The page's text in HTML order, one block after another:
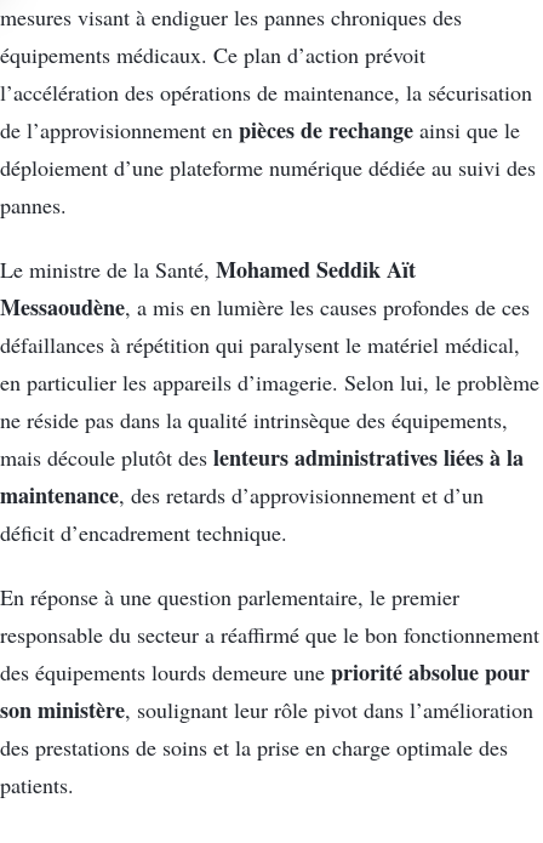
mesures visant à endiguer les pannes chroniques des
équipements médicaux. Ce plan d’action prévoit
l’accélération des opérations de maintenance, la sécurisation
de l’approvisionnement en pièces de rechange ainsi que le
déploiement d’une plateforme numérique dédiée au suivi des
pannes.
Le ministre de la Santé, Mohamed Seddik Aït
Messaoudène, a mis en lumière les causes profondes de ces
défaillances à répétition qui paralysent le matériel médical,
en particulier les appareils d’imagerie. Selon lui, le problème
ne réside pas dans la qualité intrinsèque des équipements,
mais découle plutôt des lenteurs administratives liées à la
maintenance, des retards d’approvisionnement et d’un
déficit d’encadrement technique.
En réponse à une question parlementaire, le premier
responsable du secteur a réaffirmé que le bon fonctionnement
des équipements lourds demeure une priorité absolue pour
son ministère, soulignant leur rôle pivot dans l’amélioration
des prestations de soins et la prise en charge optimale des
patients.